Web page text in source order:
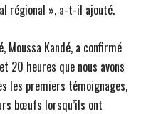
régional », a-t-il ajouté.
Moussa Kandé, a confirmé
20 heures que nous avons
les premiers témoignages,
bœufs lorsqu’ils ont